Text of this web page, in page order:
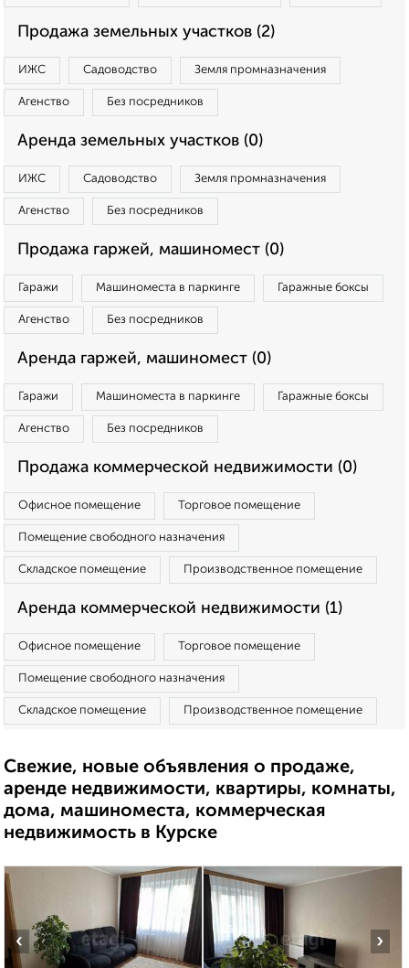
Продажа земельных участков (2)
ИЖС Садоводство Земля промназначения
Агенство Без посредников
Аренда земельных участков (0)
ИЖС Садоводство Земля промназначения
Агенство Без посредников
Продажа гаржей, машиномест (0)
Гаражи Машиноместа в паркинге Гаражные боксы
Агенство Без посредников
Аренда гаржей, машиномест (0)
Гаражи Машиноместа в паркинге Гаражные боксы
Агенство Без посредников
Продажа коммерческой недвижимости (0)
Офисное помещение Торговое помещение
Помещение свободного назначения
Складское помещение Производственное помещение
Аренда коммерческой недвижимости (1)
Офисное помещение Торговое помещение
Помещение свободного назначения
Складское помещение Производственное помещение
Свежие, новые объявления о продаже,
аренде недвижимости, квартиры, комнаты,
дома, машиноместа, коммерческая
недвижимость в Курске
‹ ›